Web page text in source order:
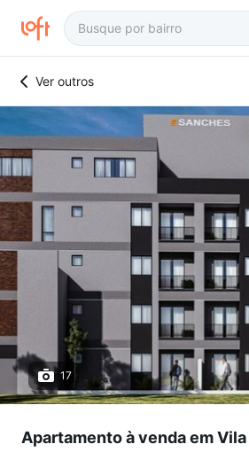
Ver outros
17
Apartamento à venda em